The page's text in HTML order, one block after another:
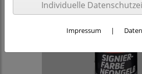
Individuelle
Impressum |